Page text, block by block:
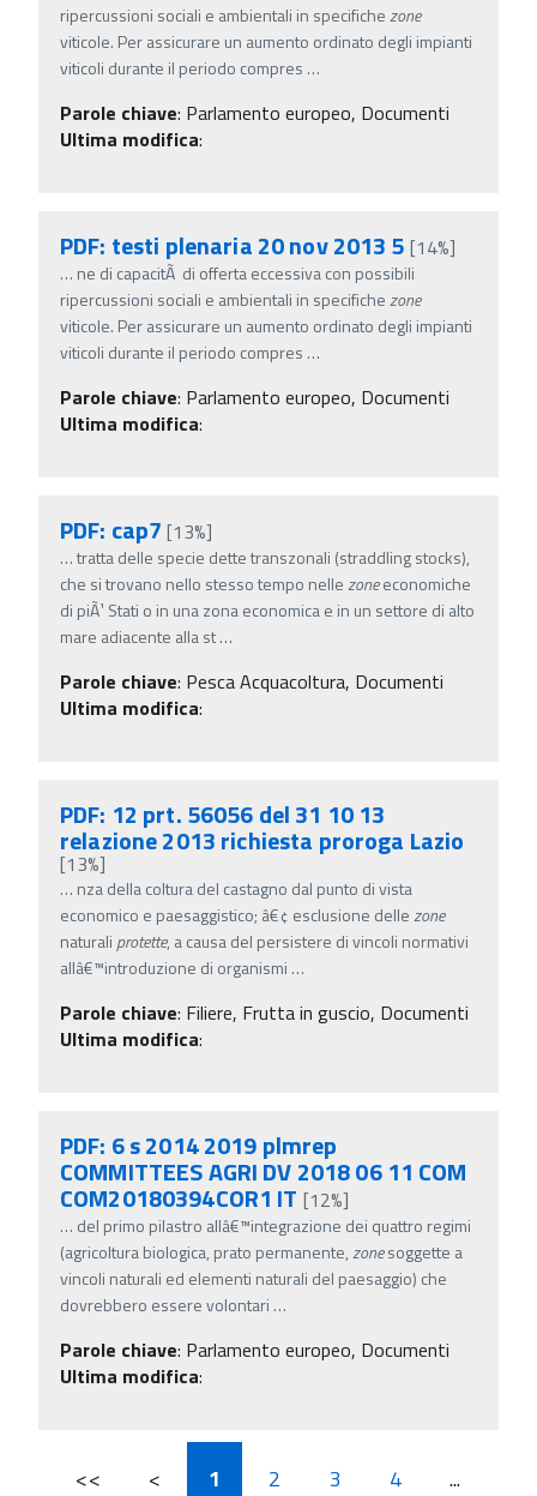
ripercussioni sociali e ambientali in specifichezone
viticole. Per assicurare un aumento ordinato degli impianti
viticoli durante il periodo compres …
Parole chiave: Parlamento europeo, Documenti
Ultima modifica:
PDF: testi plenaria 20 nov 2013 5 [14%]
… ne di capacitÃ di offerta eccessiva con possibili
ripercussioni sociali e ambientali in specifichezone
viticole. Per assicurare un aumento ordinato degli impianti
viticoli durante il periodo compres …
Parole chiave: Parlamento europeo, Documenti
Ultima modifica:
PDF: cap7 [13%]
…tratta delle specie dette transzonali (straddling stocks),
che si trovano nello stesso tempo nellezoneeconomiche
di piÃ¹ Stati o in una zona economica e in un settore di alto
mare adiacente alla st…
Parole chiave: Pesca Acquacoltura, Documenti
Ultima modifica:
PDF: 12 prt. 56056 del 31 10 13
relazione 2013 richiesta proroga Lazio
[13%]
… nza della coltura del castagno dal punto di vista
economico e paesaggistico; â€¢ esclusione dellezone
naturali protette, a causa del persistere di vincoli normativi
allâ€™introduzione di organismi …
Parole chiave: Filiere, Frutta in guscio, Documenti
Ultima modifica:
PDF: 6 s 2014 2019 plmrep
COMMITTEES AGRI DV 2018 06 11 COM
COM20180394COR1 IT [12%]
… del primo pilastro allâ€™integrazione dei quattro regimi
(agricoltura biologica, prato permanente,zonesoggette a
vincoli naturali ed elementi naturali del paesaggio) che
dovrebbero essere volontari …
Parole chiave: Parlamento europeo, Documenti
Ultima modifica:
<< < 1 2 3 4 ...